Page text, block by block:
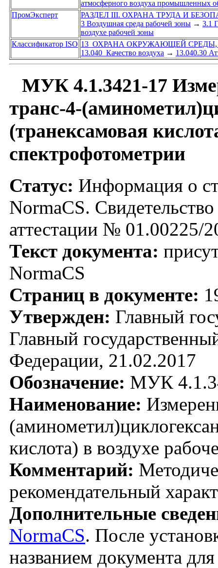
атмосферного воздуха промышленных
ПромЭксперт
РАЗДЕЛ III. ОХРАНА ТРУДА И
3 Воздушная среда рабочей зоны → 3.1
воздухе рабочей зоны
Классификатор ISO 13 ОХРАНА ОКРУЖАЮЩЕЙ
13.040 Качество воздуха → 13.040.30
МУК 4.1.3421-17
транс-4-
(транексамовая
спектрофотометрии
Статус: Информация о
NormaCS.
аттестации № 01.00225/
Текст документа:
NormaCS
Страниц в документе:
Утвержден: Главный
Главный
Федерации, 21.02.2017
Обозначение: МУК
Наименование:
кислота) в воздухе
Комментарий:
рекомендательный
Дополнительные
NormaCS. После
названием документа